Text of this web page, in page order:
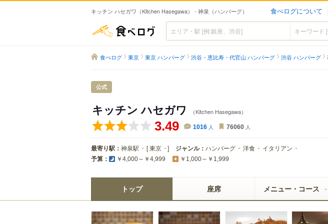
キッチン ハセガワ（Kitchen Hasegawa） - 神泉（ハンバーグ） 食べログについて
食べログ
食べログ 東京 東京 ハンバーグ 渋谷・恵比寿・代官山 ハンバーグ 渋谷 ハンバーグ
公式
キッチン ハセガワ （Kitchen Hasegawa）
3.49 1016 人 76060 人
最寄り駅： 神泉駅 [東京 ] ジャンル： ハンバーグ 洋食 イタリアン
予算： ￥4,000～￥4,999 ￥1,000～￥1,999
トップ 座席 メニュー・コース